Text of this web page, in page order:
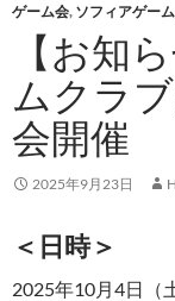
キ
ゲーム会, ソフィアゲー
【お知
ムクラ
会開催
2025年9月23日
＜日時＞
2025年10月4日（